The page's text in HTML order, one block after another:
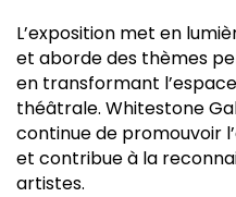
L’exposition met en
et aborde des thèmes
en transformant
théâtrale. Whitestone
continue de promouvoir
et contribue à la
artistes.